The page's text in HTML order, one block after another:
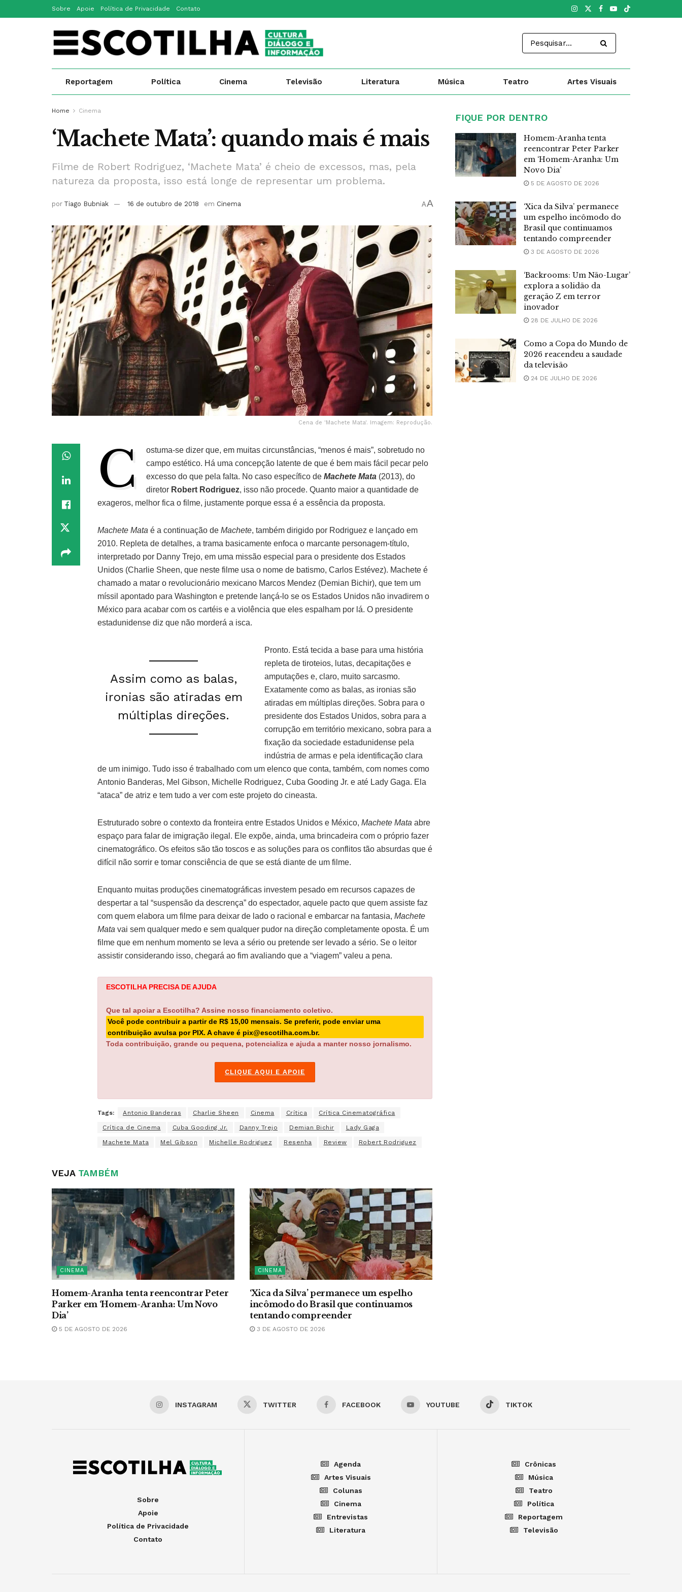
Sobre Apoie Política de Privacidade Contato
Reportagem Política Cinema Televisão Literatura Música Teatro Artes Visuais
Home Cinema
‘Machete Mata’: quando mais é mais
Filme de Robert Rodriguez, ‘Machete Mata’ é cheio de excessos, mas, pela
natureza da proposta, isso está longe de representar um problema.
por Tiago Bubniak 16 de outubro de 2018 em Cinema AA
Cena de 'Machete Mata'. Imagem: Reprodução.
C
ostuma-se dizer que, em muitas circunstâncias, “menos é mais”, sobretudo no
campo estético. Há uma concepção latente de que é bem mais fácil pecar pelo
excesso do que pela falta. No caso específico deMachete Mata (2013), do
diretor Robert Rodriguez, isso não procede. Quanto maior a quantidade de
exageros, melhor fica o filme, justamente porque essa é a essência da proposta.
Machete Mata é a continuação de Machete, também dirigido por Rodriguez e lançado em
2010. Repleta de detalhes, a trama basicamente enfoca o marcante personagem-título,
interpretado por Danny Trejo, em uma missão especial para o presidente dos Estados
Unidos (Charlie Sheen, que neste filme usa o nome de batismo, Carlos Estévez). Machete é
chamado a matar o revolucionário mexicano Marcos Mendez (Demian Bichir), que tem um
míssil apontado para Washington e pretende lançá-lo se os Estados Unidos não invadirem o
México para acabar com os cartéis e a violência que eles espalham por lá. O presidente
estadunidense diz que não morderá a isca.
Assim como as balas,
ironias são atiradas em
múltiplas direções.
Pronto. Está tecida a base para uma história
repleta de tiroteios, lutas, decapitações e
amputações e, claro, muito sarcasmo.
Exatamente como as balas, as ironias são
atiradas em múltiplas direções. Sobra para o
presidente dos Estados Unidos, sobra para a
corrupção em território mexicano, sobra para a
fixação da sociedade estadunidense pela
indústria de armas e pela identificação clara
de um inimigo. Tudo isso é trabalhado com um elenco que conta, também, com nomes como
Antonio Banderas, Mel Gibson, Michelle Rodriguez, Cuba Gooding Jr. e até Lady Gaga. Ela
“ataca” de atriz e tem tudo a ver com este projeto do cineasta.
Estruturado sobre o contexto da fronteira entre Estados Unidos e México, Machete Mata abre
espaço para falar de imigração ilegal. Ele expõe, ainda, uma brincadeira com o próprio fazer
cinematográfico. Os efeitos são tão toscos e as soluções para os conflitos tão absurdas que é
difícil não sorrir e tomar consciência de que se está diante de um filme.
Enquanto muitas produções cinematográficas investem pesado em recursos capazes de
despertar a tal “suspensão da descrença” do espectador, aquele pacto que quem assiste faz
com quem elabora um filme para deixar de lado o racional e embarcar na fantasia, Machete
Mata vai sem qualquer medo e sem qualquer pudor na direção completamente oposta. É um
filme que em nenhum momento se leva a sério ou pretende ser levado a sério. Se o leitor
assistir considerando isso, chegará ao fim avaliando que a “viagem” valeu a pena.
ESCOTILHA PRECISA DE AJUDA
Que tal apoiar a Escotilha? Assine nosso financiamento coletivo.
Você pode contribuir a partir de R$ 15,00 mensais. Se preferir, pode enviar uma
contribuição avulsa por PIX. A chave é pix@escotilha.com.br.
Toda contribuição, grande ou pequena, potencializa e ajuda a manter nosso jornalismo.
CLIQUE AQUI E APOIE
Tags: Antonio Banderas Charlie Sheen Cinema Crítica Crítica Cinematográfica
Crítica de Cinema Cuba Gooding Jr. Danny Trejo Demian Bichir Lady Gaga
Machete Mata Mel Gibson Michelle Rodriguez Resenha Review Robert Rodriguez
VEJATAMBÉM
CINEMA
Homem-Aranha tenta reencontrar Peter
Parker em ‘Homem-Aranha: Um Novo
Dia’
5 DE AGOSTO DE 2026
CINEMA
‘Xica da Silva’ permanece um espelho
incômodo do Brasil que continuamos
tentando compreender
3 DE AGOSTO DE 2026
FIQUE POR DENTRO
Homem-Aranha tenta
reencontrar Peter Parker
em ‘Homem-Aranha: Um
Novo Dia’
5 DE AGOSTO DE 2026
‘Xica da Silva’ permanece
um espelho incômodo do
Brasil que continuamos
tentando compreender
3 DE AGOSTO DE 2026
‘Backrooms: Um Não-Lugar’
explora a solidão da
geração Z em terror
inovador
28 DE JULHO DE 2026
Como a Copa do Mundo de
2026 reacendeu a saudade
da televisão
24 DE JULHO DE 2026
INSTAGRAM TWITTER FACEBOOK YOUTUBE TIKTOK
Sobre
Apoie
Política de Privacidade
Contato
Agenda
Artes Visuais
Colunas
Cinema
Entrevistas
Literatura
Crônicas
Música
Teatro
Política
Reportagem
Televisão